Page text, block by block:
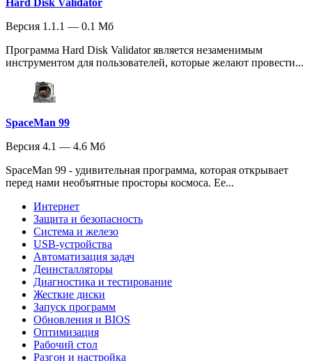
Версия 1.1.1 — 0.1 Мб
Программа Hard Disk Validator является незаменимым
инструментом для пользователей, которые желают провести...
SpaceMan 99
Версия 4.1 — 4.6 Мб
SpaceMan 99 - удивительная программа, которая открывает
перед нами необъятные просторы космоса. Ее...
Интернет
Защита и безопасность
Система и железо
USB-устройства
Автоматизация задач
Деинсталляторы
Диагностика и тестирование
Жесткие диски
Запуск программ
Обновления и BIOS
Оптимизация
Рабочий стол
Разгон и настройка